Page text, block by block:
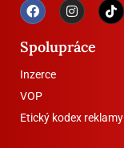
Spolupráce
Inzerce
VOP
Etický kodex reklamy